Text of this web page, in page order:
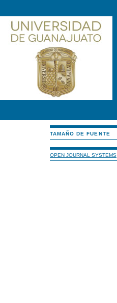
TAMAÑO DE FUENTE
OPEN JOURNAL SYSTEMS